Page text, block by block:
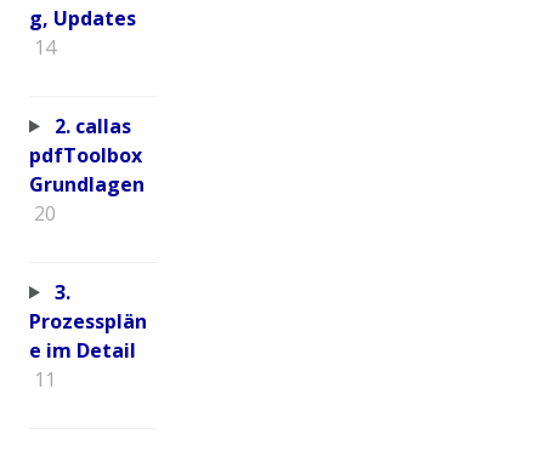
g, Updates
14
2. callas
pdfToolbox
Grundlagen
20
3.
Prozessplän
e im Detail
11